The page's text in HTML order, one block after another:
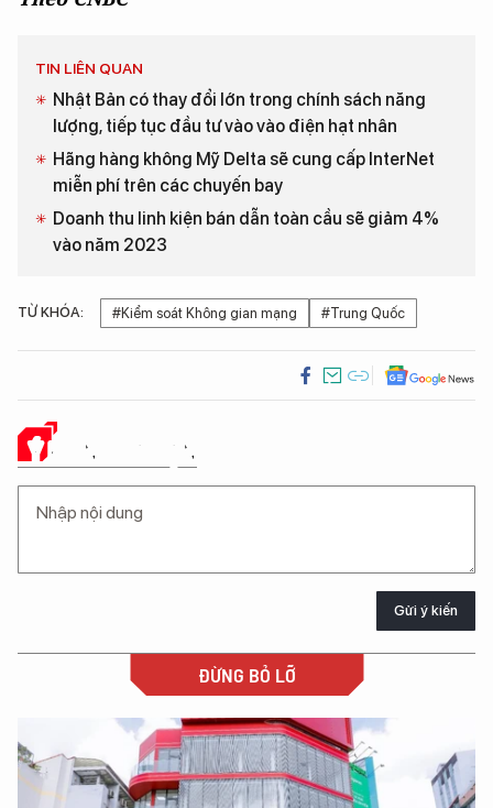
TIN LIÊN QUAN
Nhật Bản có thay đổi lớn trong chính sách năng
lượng, tiếp tục đầu tư vào vào điện hạt nhân
Hãng hàng không Mỹ Delta sẽ cung cấp InterNet
miễn phí trên các chuyến bay
Doanh thu linh kiện bán dẫn toàn cầu sẽ giảm 4%
vào năm 2023
TỪ KHÓA: #Kiểm soát Không gian mạng #Trung Quốc
Ý KIẾN CỦA BẠN
Gửi ý kiến
ĐỪNG BỎ LỠ